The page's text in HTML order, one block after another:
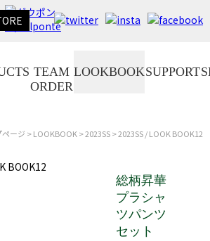
TEAM
ORDER
LOOKBOOKSUPPORT
ページ >LOOKBOOK >2023SS> 2023SS / LOOK BOOK12
総柄昇華
プラシャ
ツパンツ
セット